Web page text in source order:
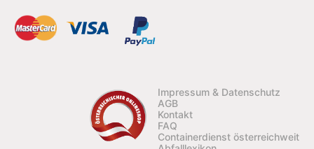
Impressum & Datenschutz
AGB
Kontakt
FAQ
Containerdienst österreichweit